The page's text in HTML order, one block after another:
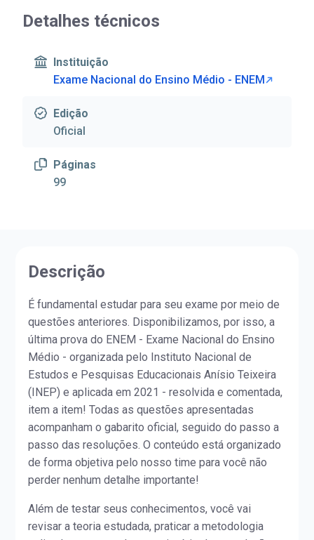
Detalhes técnicos
Instituição
Exame Nacional do Ensino Médio - ENEM
Edição
Oficial
Páginas
99
Descrição
É fundamental estudar para seu exame por meio de
questões anteriores. Disponibilizamos, por isso, a
última prova do ENEM - Exame Nacional do Ensino
Médio - organizada pelo Instituto Nacional de
Estudos e Pesquisas Educacionais Anísio Teixeira
(INEP) e aplicada em 2021 - resolvida e comentada,
item a item! Todas as questões apresentadas
acompanham o gabarito oficial, seguido do passo a
passo das resoluções. O conteúdo está organizado
de forma objetiva pelo nosso time para você não
perder nenhum detalhe importante!
Além de testar seus conhecimentos, você vai
revisar a teoria estudada, praticar a metodologia